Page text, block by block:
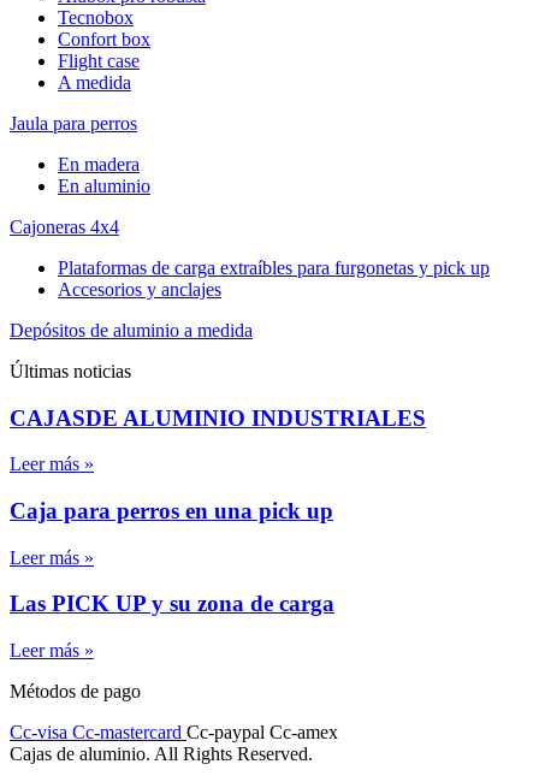
Tecnobox
Confort box
Flight case
A medida
Jaula para perros
En madera
En aluminio
Cajoneras 4x4
Plataformas de carga extraíbles para furgonetas y pick up
Accesorios y anclajes
Depósitos de aluminio a medida
Últimas noticias
CAJASDE ALUMINIO INDUSTRIALES
Leer más »
Caja para perros en una pick up
Leer más »
Las PICK UP y su zona de carga
Leer más »
Métodos de pago
Cc-visa Cc-mastercard Cc-paypal Cc-amex
Cajas de aluminio. All Rights Reserved.